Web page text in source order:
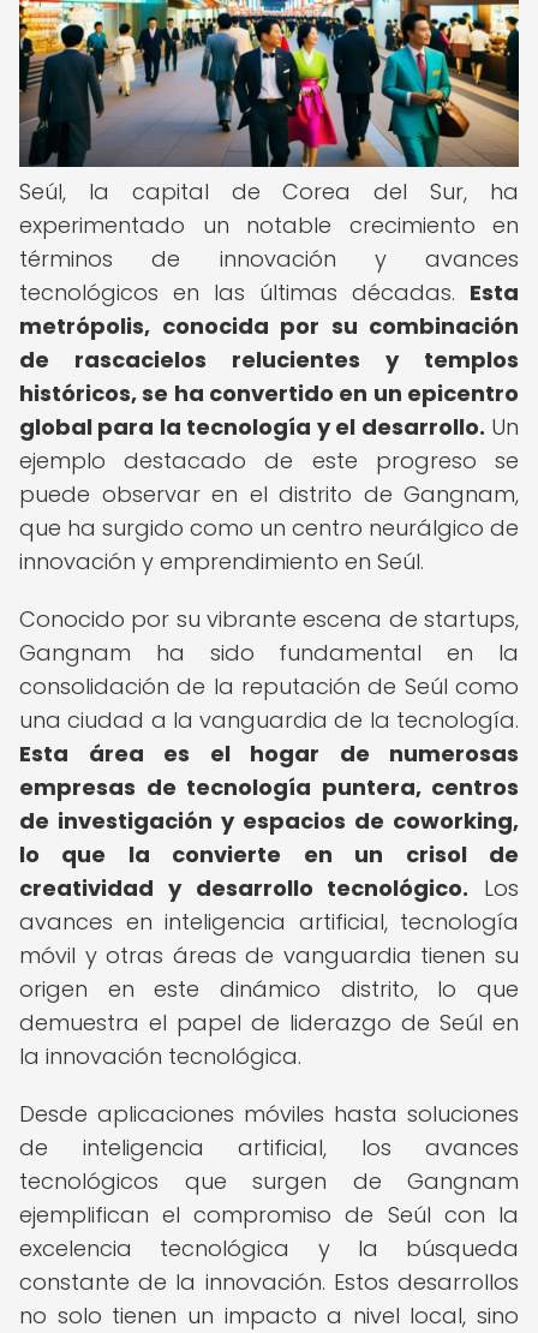
Seúl, la capital de Corea del Sur, ha
experimentado un notable crecimiento en
términos de innovación y avances
tecnológicos en las últimas décadas. Esta
metrópolis, conocida por su combinación
de rascacielos relucientes y templos
históricos, se ha convertido en un epicentro
global para la tecnología y el desarrollo. Un
ejemplo destacado de este progreso se
puede observar en el distrito de Gangnam,
que ha surgido como un centro neurálgico de
innovación y emprendimiento en Seúl.
Conocido por su vibrante escena de startups,
Gangnam ha sido fundamental en la
consolidación de la reputación de Seúl como
una ciudad a la vanguardia de la tecnología.
Esta área es el hogar de numerosas
empresas de tecnología puntera, centros
de investigación y espacios de coworking,
lo que la convierte en un crisol de
creatividad y desarrollo tecnológico. Los
avances en inteligencia artificial, tecnología
móvil y otras áreas de vanguardia tienen su
origen en este dinámico distrito, lo que
demuestra el papel de liderazgo de Seúl en
la innovación tecnológica.
Desde aplicaciones móviles hasta soluciones
de inteligencia artificial, los avances
tecnológicos que surgen de Gangnam
ejemplifican el compromiso de Seúl con la
excelencia tecnológica y la búsqueda
constante de la innovación. Estos desarrollos
no solo tienen un impacto a nivel local, sino